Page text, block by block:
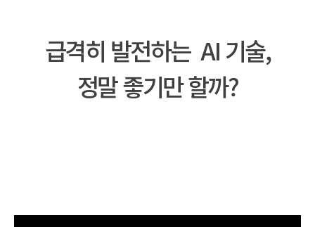
급격히 발전하는 AI 기술,
정말 좋기만 할까?